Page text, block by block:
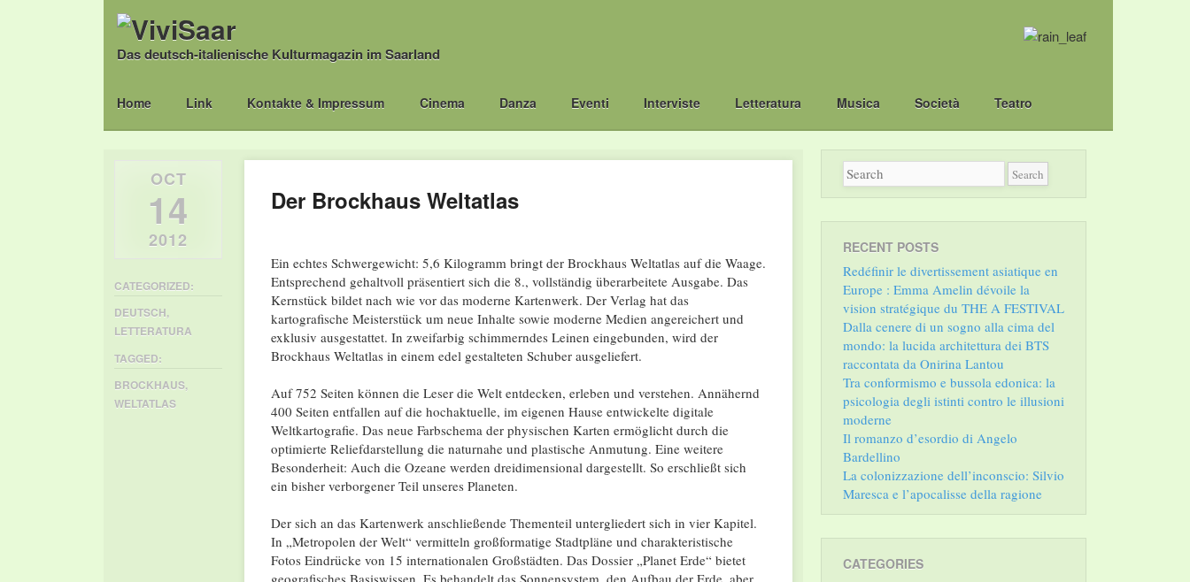
Das deutsch-italienische Kulturmagazin im Saarland
Main menu
Skip
Home Link Kontakte & Impressum Cinema Danza Eventi Interviste Letteratura Musica Società Teatro
Der Brockhaus Weltatlas
Ein echtes Schwergewicht: 5,6 Kilogramm bringt der Brockhaus Weltatlas auf die Waage.
Entsprechend gehaltvoll präsentiert sich die 8., vollständig überarbeitete Ausgabe. Das
Kernstück bildet nach wie vor das moderne Kartenwerk. Der Verlag hat das
kartografische Meisterstück um neue Inhalte sowie moderne Medien angereichert und
exklusiv ausgestattet. In zweifarbig schimmerndes Leinen eingebunden, wird der
Brockhaus Weltatlas in einem edel gestalteten Schuber ausgeliefert.
Auf 752 Seiten können die Leser die Welt entdecken, erleben und verstehen. Annähernd
400 Seiten entfallen auf die hochaktuelle, im eigenen Hause entwickelte digitale
Weltkartografie. Das neue Farbschema der physischen Karten ermöglicht durch die
optimierte Reliefdarstellung die naturnahe und plastische Anmutung. Eine weitere
Besonderheit: Auch die Ozeane werden dreidimensional dargestellt. So erschließt sich
ein bisher verborgener Teil unseres Planeten.
Der sich an das Kartenwerk anschließende Thementeil untergliedert sich in vier Kapitel.
In „Metropolen der Welt“ vermitteln großformatige Stadtpläne und charakteristische
Fotos Eindrücke von 15 internationalen Großstädten. Das Dossier „Planet Erde“ bietet
geografisches Basiswissen. Es behandelt das Sonnensystem, den Aufbau der Erde, aber
OCT
14
2012
CATEGORIZED:
DEUTSCH,
LETTERATURA
TAGGED:
BROCKHAUS,
WELTATLAS
RECENT POSTS
Redéfinir le divertissement asiatique en
Europe : Emma Amelin dévoile la
vision stratégique du THE A FESTIVAL
Dalla cenere di un sogno alla cima del
mondo: la lucida architettura dei BTS
raccontata da Onirina Lantou
Tra conformismo e bussola edonica: la
psicologia degli istinti contro le illusioni
moderne
Il romanzo d’esordio di Angelo
Bardellino
La colonizzazione dell’inconscio: Silvio
Maresca e l’apocalisse della ragione
CATEGORIES